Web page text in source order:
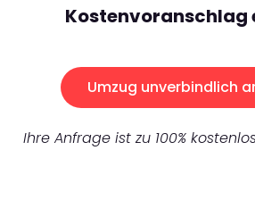
Kostenvoranschlag
Umzug unverbindlich
Ihre Anfrage ist zu 100%